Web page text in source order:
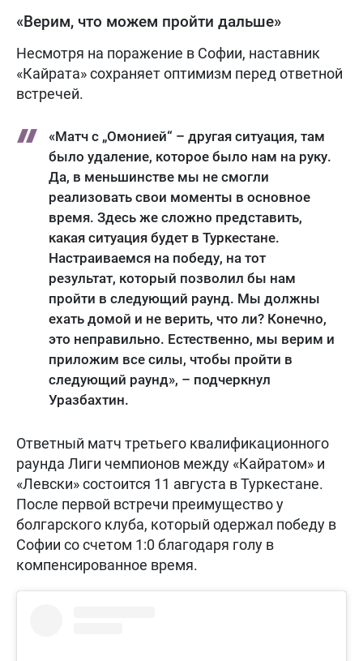
«Верим, что можем пройти дальше»
Несмотря на поражение в Софии, наставник
«Кайрата» сохраняет оптимизм перед ответной
встречей.
«Матч с „Омонией“ – другая ситуация, там
было удаление, которое было нам на руку.
Да, в меньшинстве мы не смогли
реализовать свои моменты в основное
время. Здесь же сложно представить,
какая ситуация будет в Туркестане.
Настраиваемся на победу, на тот
результат, который позволил бы нам
пройти в следующий раунд. Мы должны
ехать домой и не верить, что ли? Конечно,
это неправильно. Естественно, мы верим и
приложим все силы, чтобы пройти в
следующий раунд», – подчеркнул
Уразбахтин.
Ответный матч третьего квалификационного
раунда Лиги чемпионов между «Кайратом» и
«Левски» состоится 11 августа в Туркестане.
После первой встречи преимущество у
болгарского клуба, который одержал победу в
Софии со счетом 1:0 благодаря голу в
компенсированное время.